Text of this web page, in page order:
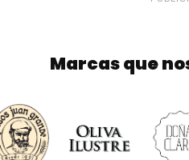
Marcas que